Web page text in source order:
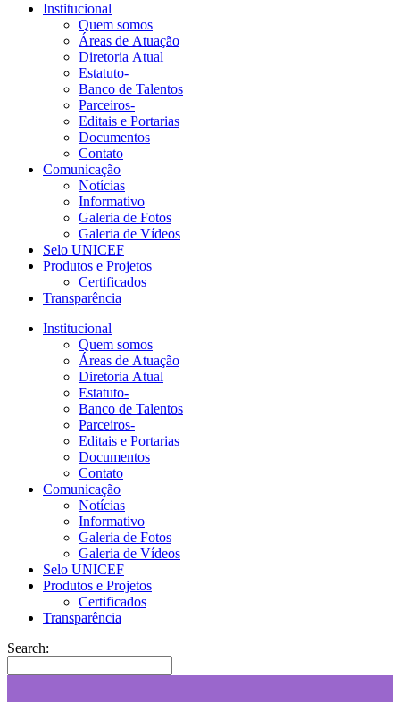
Institucional
Quem somos
Áreas de Atuação
Diretoria Atual
Estatuto-
Banco de Talentos
Parceiros-
Editais e Portarias
Documentos
Contato
Comunicação
Notícias
Informativo
Galeria de Fotos
Galeria de Vídeos
Selo UNICEF
Produtos e Projetos
Certificados
Transparência
Institucional
Quem somos
Áreas de Atuação
Diretoria Atual
Estatuto-
Banco de Talentos
Parceiros-
Editais e Portarias
Documentos
Contato
Comunicação
Notícias
Informativo
Galeria de Fotos
Galeria de Vídeos
Selo UNICEF
Produtos e Projetos
Certificados
Transparência
Search: